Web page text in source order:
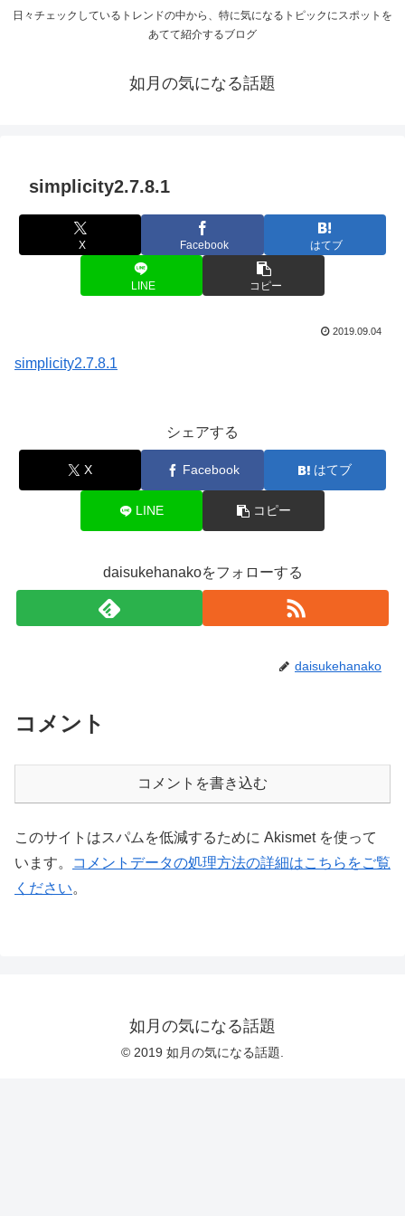
日々チェックしているトレンドの中から、特に気になるトピックにスポットを
あてて紹介するブログ
如月の気になる話題
simplicity2.7.8.1
X Facebook はてブ
LINE コピー
2019.09.04
simplicity2.7.8.1
シェアする
X Facebook はてブ
LINE コピー
daisukehanakoをフォローする
daisukehanako
コメント
コメントを書き込む
このサイトはスパムを低減するために Akismet を使って
います。
コメントデータの処理方法の詳細はこちらをご覧
ください。
如月の気になる話題
© 2019 如月の気になる話題.